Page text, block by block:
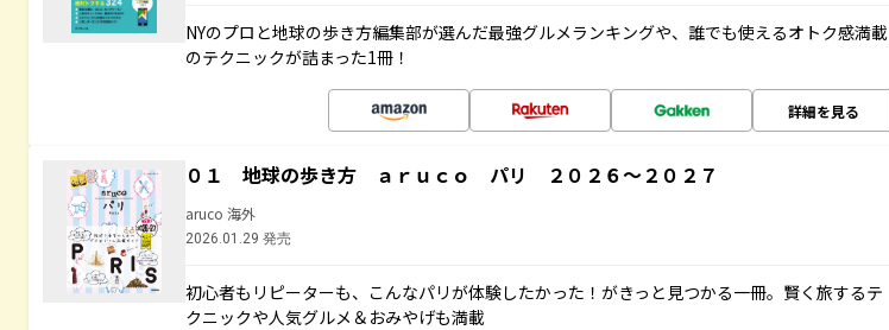
NYのプロと地球の歩き方編集部が選んだ最強グルメランキングや、誰でも使えるオトク感満載
のテクニックが詰まった1冊！
詳細を見る
０１ 地球の歩き方 ａｒｕｃｏ パリ ２０２６～２０２７
aruco 海外
2026.01.29 発売
初心者もリピーターも、こんなパリが体験したかった！がきっと見つかる一冊。賢く旅するテ
クニックや人気グルメ＆おみやげも満載